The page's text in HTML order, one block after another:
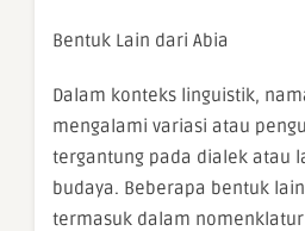
Bentuk Lain dari Abia
Dalam konteks linguistik,
mengalami variasi atau
tergantung pada dialek atau
budaya. Beberapa bentuk
termasuk dalam